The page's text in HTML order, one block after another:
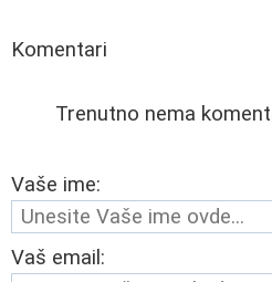
Komentari
Trenutno nema
Vaše ime:
Vaš email: